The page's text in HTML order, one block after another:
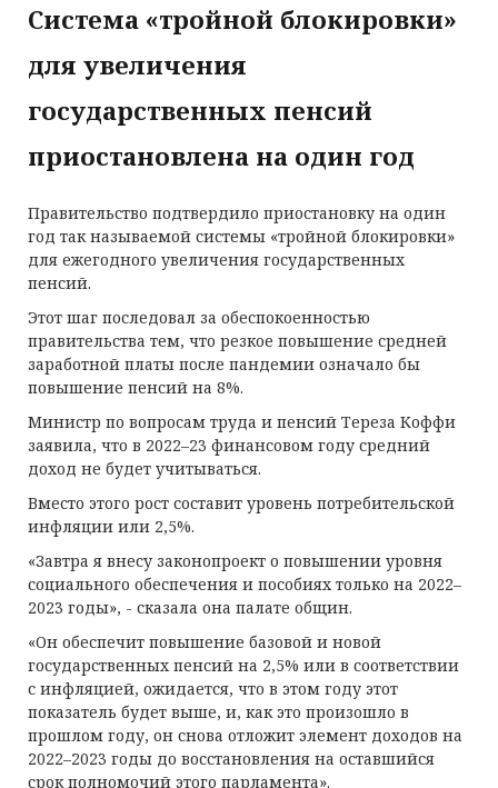
Система «тройной блокировки»
для увеличения
государственных пенсий
приостановлена на один год
Правительство подтвердило приостановку на один
год так называемой системы «тройной блокировки»
для ежегодного увеличения государственных
пенсий.
Этот шаг последовал за обеспокоенностью
правительства тем, что резкое повышение средней
заработной платы после пандемии означало бы
повышение пенсий на 8%.
Министр по вопросам труда и пенсий Тереза ​​Коффи
заявила, что в 2022–23 финансовом году средний
доход не будет учитываться.
Вместо этого рост составит уровень потребительской
инфляции или 2,5%.
«Завтра я внесу законопроект о повышении уровня
социального обеспечения и пособиях только на 2022–
2023 годы», - сказала она палате общин.
«Он обеспечит повышение базовой и новой
государственных пенсий на 2,5% или в соответствии
с инфляцией, ожидается, что в этом году этот
показатель будет выше, и, как это произошло в
прошлом году, он снова отложит элемент доходов на
2022–2023 годы до восстановления на оставшийся
срок полномочий этого парламента».